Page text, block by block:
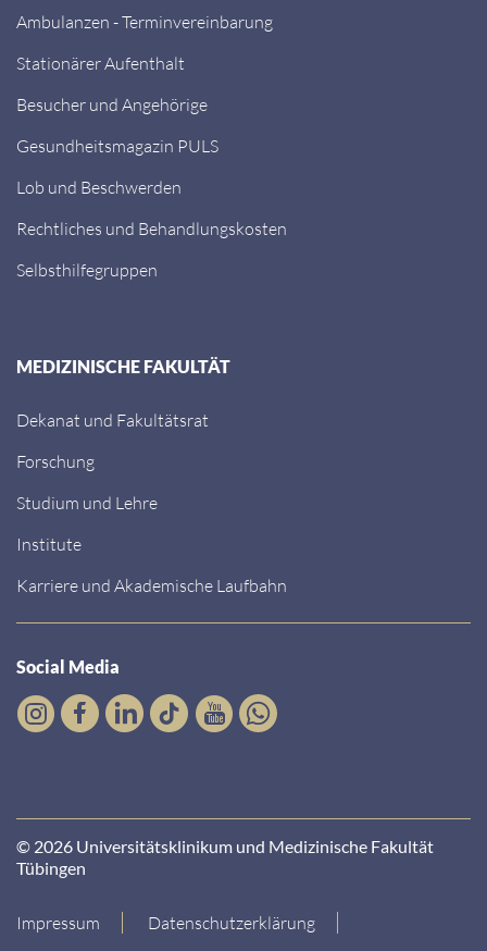
Ambulanzen - Terminvereinbarung
Stationärer Aufenthalt
Besucher und Angehörige
Gesundheitsmagazin PULS
Lob und Beschwerden
Rechtliches und Behandlungskosten
Selbsthilfegruppen
MEDIZINISCHE FAKULTÄT
Dekanat und Fakultätsrat
Forschung
Studium und Lehre
Institute
Karriere und Akademische Laufbahn
Social Media
© 2026 Universitätsklinikum und Medizinische Fakultät
Tübingen
Impressum Datenschutzerklärung